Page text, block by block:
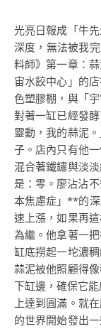
光亮日報成「牛
深度，無法被我
料師》第一章：
宙水餃中心」的
色塑膠棚，與「
對著一缸已經發
靈動，我的蒜泥
子。店內只有他
混合著鐵鏽與淡
是：零。廖沾沾
本焦慮症」**的
速上漲，如果再
為繼。他拿著一
缸底撈起一坨濃
蒜泥被他照顧得
下缸邊，確保它
上達到圓滿。就
的世界開始發出